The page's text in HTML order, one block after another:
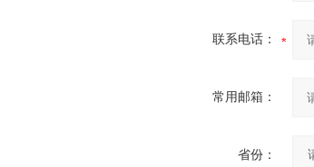
联系电话：
常用邮箱：
省份：